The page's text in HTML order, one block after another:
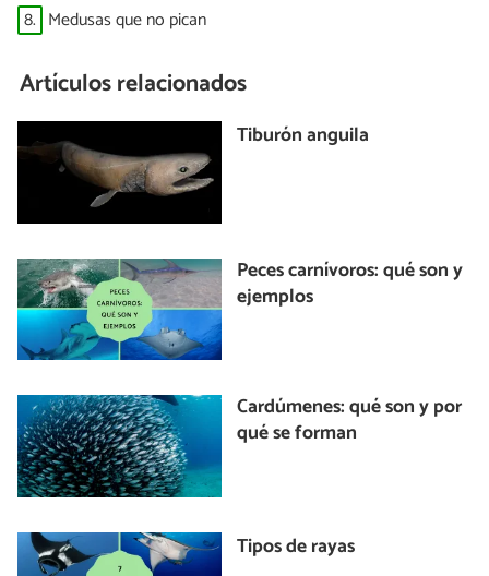
8. Medusas que no pican
Artículos relacionados
Tiburón anguila
Peces carnívoros: qué son y
ejemplos
Cardúmenes: qué son y por
qué se forman
Tipos de rayas